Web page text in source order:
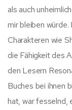
als auch
mir bleiben
Charakteren wie
die Fähigkeit des
den Lesern
Buches bei ihnen
hat, war fesselnd,